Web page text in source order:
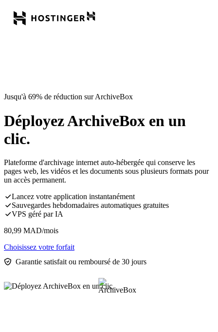
Jusqu'à 69% de réduction sur ArchiveBox
Déployez ArchiveBox en un
clic.
Plateforme d'archivage internet auto-hébergée qui conserve les
pages web, les vidéos et les documents sous plusieurs formats pour
un accès permanent.
Lancez votre application instantanément
Sauvegardes hebdomadaires automatiques gratuites
VPS géré par IA
80,99 MAD/mois
Choisissez votre forfait
Garantie satisfait ou remboursé de 30 jours